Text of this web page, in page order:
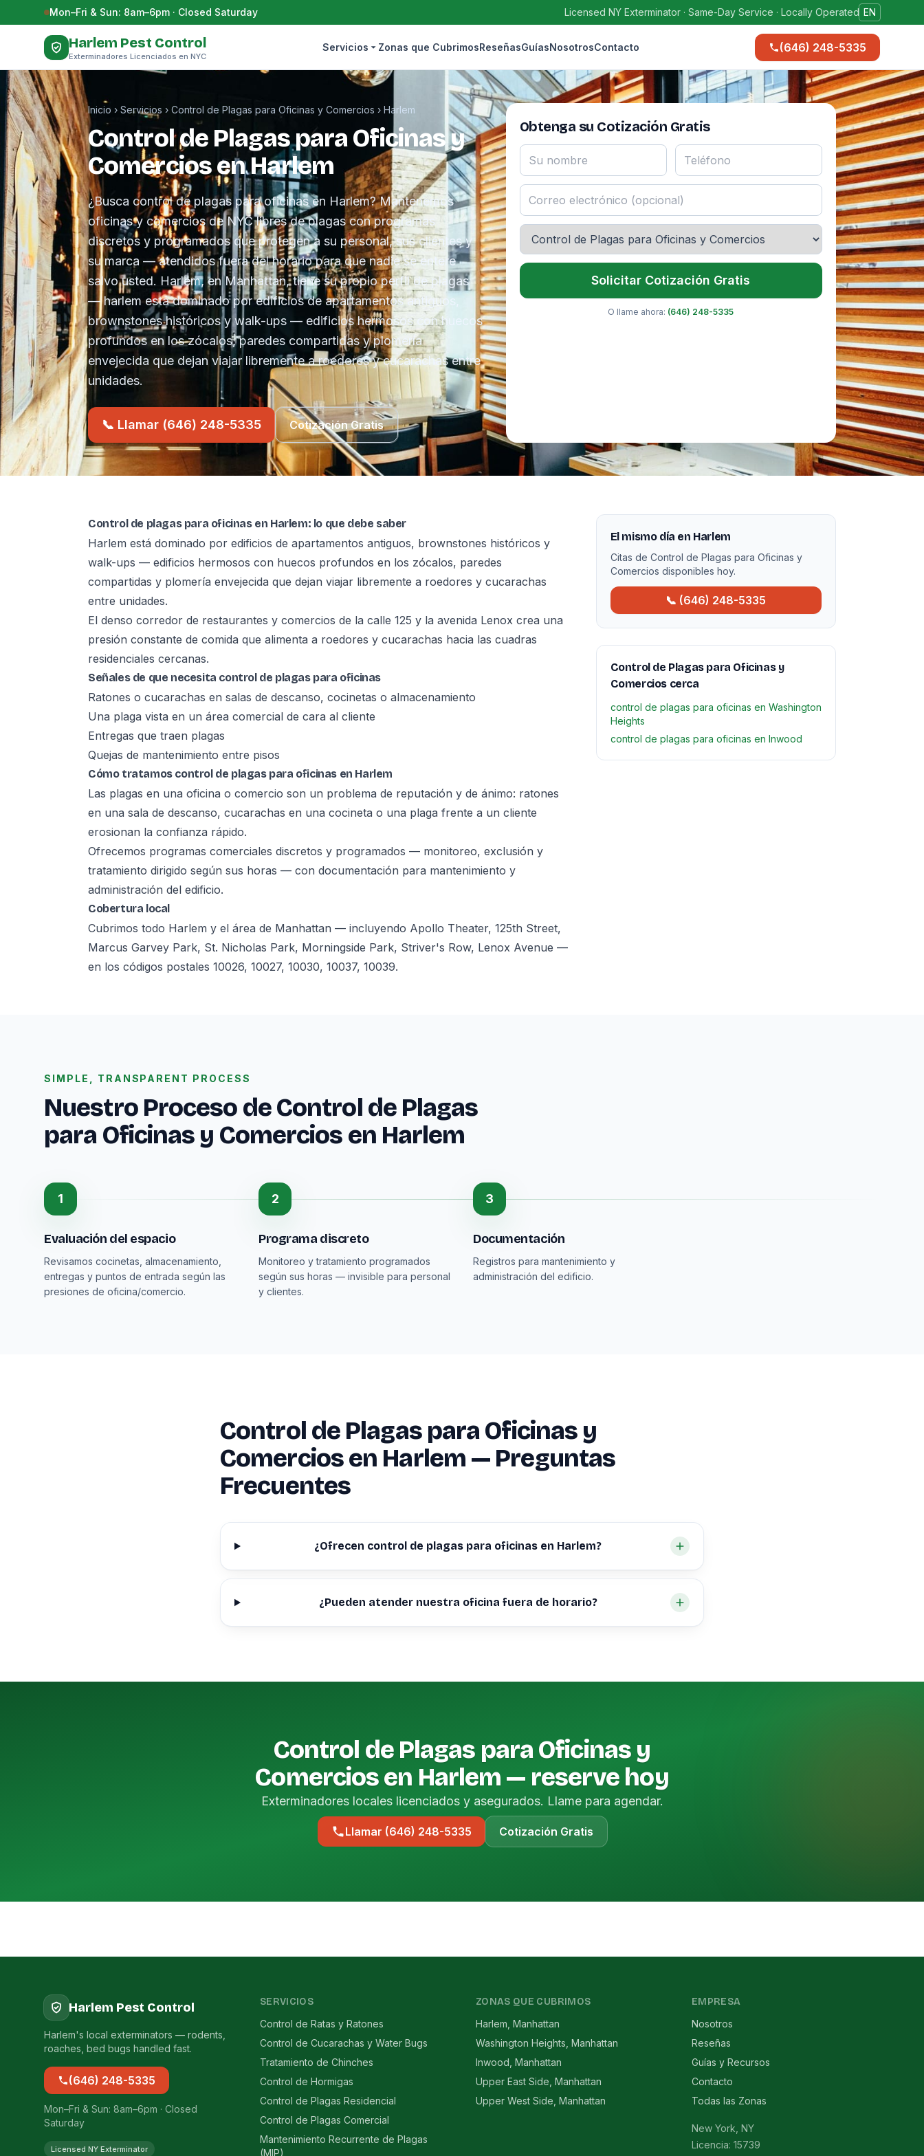
Saltar al contenidoMon–Fri & Sun: 8am–6pm · Closed Saturday Licensed NY Exterminator · Same-Day Service · Locally Operated EN
Harlem Pest Control
Exterminadores Licenciados en NYC
Servicios Zonas que CubrimosReseñasGuíasNosotrosContacto (646) 248-5335
Inicio › Servicios › Control de Plagas para Oficinas y Comercios › Harlem
Control de Plagas para Oficinas y
Comercios en Harlem
¿Busca control de plagas para oficinas en Harlem? Mantenemos
oficinas y comercios de NYC libres de plagas con programas
discretos y programados que protegen a su personal, sus clientes y
su marca — atendidos fuera del horario para que nadie se entere
salvo usted. Harlem, en Manhattan, tiene su propio perfil de plagas
— harlem está dominado por edificios de apartamentos antiguos,
brownstones históricos y walk-ups — edificios hermosos con huecos
profundos en los zócalos, paredes compartidas y plomería
envejecida que dejan viajar libremente a roedores y cucarachas entre
unidades.
📞 Llamar (646) 248-5335 Cotización Gratis
Obtenga su Cotización Gratis
Solicitar Cotización Gratis
O llame ahora: (646) 248-5335
Control de plagas para oficinas en Harlem: lo que debe saber
Harlem está dominado por edificios de apartamentos antiguos, brownstones históricos y
walk-ups — edificios hermosos con huecos profundos en los zócalos, paredes
compartidas y plomería envejecida que dejan viajar libremente a roedores y cucarachas
entre unidades.
El denso corredor de restaurantes y comercios de la calle 125 y la avenida Lenox crea una
presión constante de comida que alimenta a roedores y cucarachas hacia las cuadras
residenciales cercanas.
Señales de que necesita control de plagas para oficinas
Ratones o cucarachas en salas de descanso, cocinetas o almacenamiento
Una plaga vista en un área comercial de cara al cliente
Entregas que traen plagas
Quejas de mantenimiento entre pisos
Cómo tratamos control de plagas para oficinas en Harlem
Las plagas en una oficina o comercio son un problema de reputación y de ánimo: ratones
en una sala de descanso, cucarachas en una cocineta o una plaga frente a un cliente
erosionan la confianza rápido.
Ofrecemos programas comerciales discretos y programados — monitoreo, exclusión y
tratamiento dirigido según sus horas — con documentación para mantenimiento y
administración del edificio.
Cobertura local
Cubrimos todo Harlem y el área de Manhattan — incluyendo Apollo Theater, 125th Street,
Marcus Garvey Park, St. Nicholas Park, Morningside Park, Striver's Row, Lenox Avenue —
en los códigos postales 10026, 10027, 10030, 10037, 10039.
El mismo día en Harlem
Citas de Control de Plagas para Oficinas y
Comercios disponibles hoy.
📞 (646) 248-5335
Control de Plagas para Oficinas y
Comercios cerca
control de plagas para oficinas en Washington
Heights
control de plagas para oficinas en Inwood
SIMPLE, TRANSPARENT PROCESS
Nuestro Proceso de Control de Plagas
para Oficinas y Comercios en Harlem
1
Evaluación del espacio
Revisamos cocinetas, almacenamiento,
entregas y puntos de entrada según las
presiones de oficina/comercio.
2
Programa discreto
Monitoreo y tratamiento programados
según sus horas — invisible para personal
y clientes.
3
Documentación
Registros para mantenimiento y
administración del edificio.
Control de Plagas para Oficinas y
Comercios en Harlem — Preguntas
Frecuentes
¿Ofrecen control de plagas para oficinas en Harlem?
¿Pueden atender nuestra oficina fuera de horario?
Control de Plagas para Oficinas y
Comercios en Harlem — reserve hoy
Exterminadores locales licenciados y asegurados. Llame para agendar.
Llamar (646) 248-5335 Cotización Gratis
Harlem Pest Control
Harlem's local exterminators — rodents,
roaches, bed bugs handled fast.
(646) 248-5335
Mon–Fri & Sun: 8am–6pm · Closed
Saturday
Licensed NY Exterminator
SERVICIOS
Control de Ratas y Ratones
Control de Cucarachas y Water Bugs
Tratamiento de Chinches
Control de Hormigas
Control de Plagas Residencial
Control de Plagas Comercial
Mantenimiento Recurrente de Plagas
(MIP)
ZONAS QUE CUBRIMOS
Harlem, Manhattan
Washington Heights, Manhattan
Inwood, Manhattan
Upper East Side, Manhattan
Upper West Side, Manhattan
EMPRESA
Nosotros
Reseñas
Guías y Recursos
Contacto
Todas las Zonas
New York, NY
Licencia: 15739